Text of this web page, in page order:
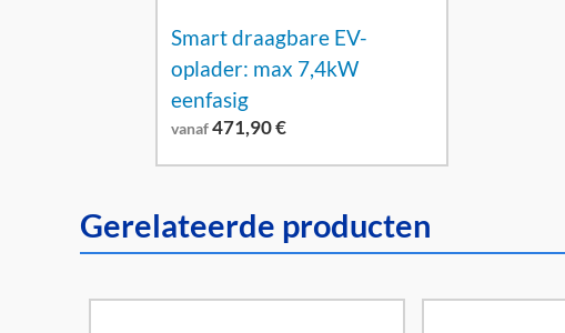
Smart draagbare EV-
oplader: max 7,4kW
eenfasig
vanaf471,90€
Gerelateerde producten